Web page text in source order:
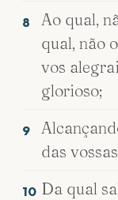
8
Ao qual,
qual, não
vos
glorioso;
9
das
10 Da qual